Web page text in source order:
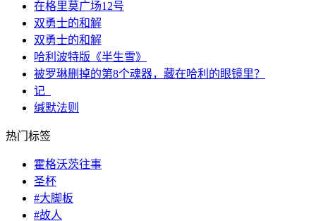
在格里莫广场12号
双勇士的和解
双勇士的和解
哈利波特版《半生雪》
被罗琳删掉的第8个魂器，藏在哈利的眼镜里？
记_
缄默法则
热门标签
霍格沃茨往事
圣杯
#大脚板
#故人